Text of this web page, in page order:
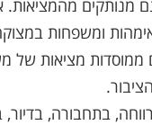
מנותקים מהמציאות.
ומשפחות
ממוסדות מציאות
בתחבורה,